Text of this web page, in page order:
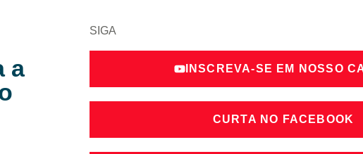
a
SIGA
INSCREVA-SE EM NOSSO
CURTA NO FACEBOOK